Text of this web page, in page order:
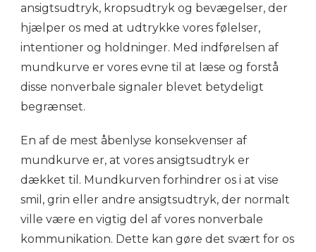
ansigtsudtryk, kropsudtryk og bevægelser, der
hjælper os med at udtrykke vores følelser,
intentioner og holdninger. Med indførelsen af
mundkurve er vores evne til at læse og forstå
disse nonverbale signaler blevet betydeligt
begrænset.
En af de mest åbenlyse konsekvenser af
mundkurve er, at vores ansigtsudtryk er
dækket til. Mundkurven forhindrer os i at vise
smil, grin eller andre ansigtsudtryk, der normalt
ville være en vigtig del af vores nonverbale
kommunikation. Dette kan gøre det svært for os